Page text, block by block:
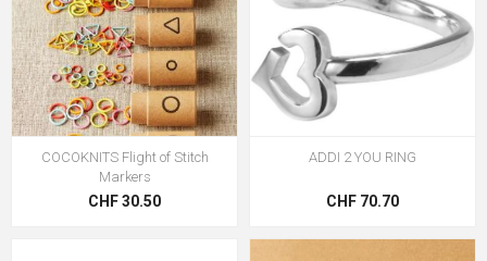
COCOKNITS Flight of Stitch
Markers
CHF 30.50
ADDI 2 YOU RING
CHF 70.70